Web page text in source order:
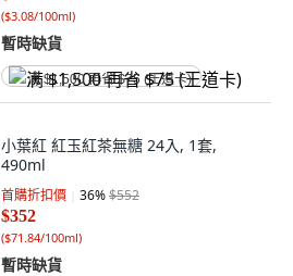
($3.08/100ml)
暫時缺貨
满 $1,500 再省 $75 (王道卡)
小葉紅 紅玉紅茶無糖 24入, 1套,
490ml
首購折扣價 36%$552
$352
($71.84/100ml)
暫時缺貨